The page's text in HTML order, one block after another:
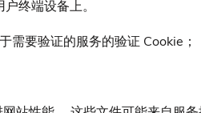
终端设备上。
需要验证的服务的验证 Cookie；